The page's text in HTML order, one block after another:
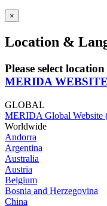
×
Location &
Please select
MERIDA WEBSITE
GLOBAL
MERIDA Global Website
Worldwide
Andorra
Argentina
Australia
Austria
Belgium
Bosnia and Herzegovina
China